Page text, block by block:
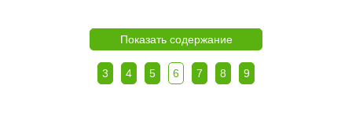
Показать содержание
3 4 5 6 7 8 9